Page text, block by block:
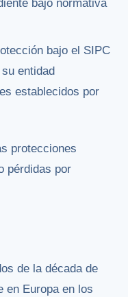
bajo normativa
bajo el SIPC
entidad
establecidos por
protecciones
pérdidas por
de la década de
en Europa en los